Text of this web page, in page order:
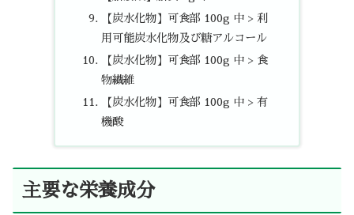
【炭水化物】可食部 100g 中 > 利
用可能炭水化物及び糖アルコール
【炭水化物】可食部 100g 中 > 食
物繊維
【炭水化物】可食部 100g 中 > 有
機酸
主要な栄養成分